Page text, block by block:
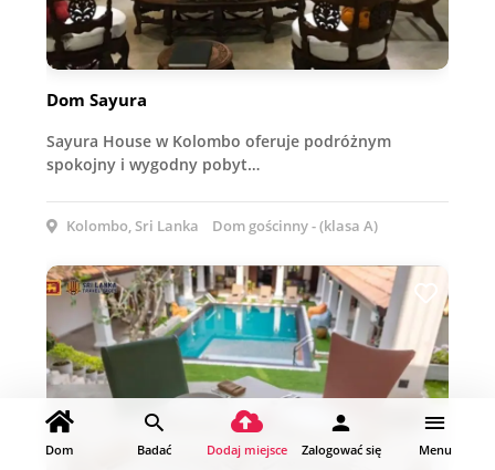
Dom Sayura
Sayura House w Kolombo oferuje podróżnym
spokojny i wygodny pobyt…
Kolombo, Sri Lanka Dom gościnny - (klasa A)
Dom Badać Dodaj miejsce Zalogować się Menu